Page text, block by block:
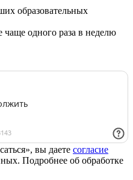
образовательных
чаще одного раза в неделю
вы даете согласие
Подробнее об обработке